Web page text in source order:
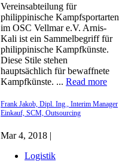
Vereinsabteilung für
philippinische Kampfsportarten
im OSC Vellmar e.V. Arnis-
Kali ist ein Sammelbegriff für
philippinische Kampfkünste.
Diese Stile stehen
hauptsächlich für bewaffnete
Kampfkünste. ... Read more
Frank Jakob, Dipl. Ing., Interim Manager
Einkauf, SCM, Outsourcing
Mar 4, 2018 |
Logistik